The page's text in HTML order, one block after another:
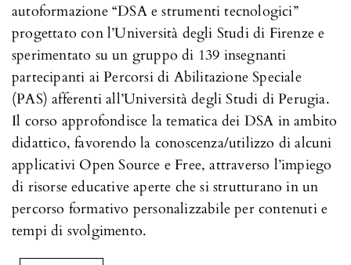
autoformazione “DSA e strumenti tecnologici”
progettato con l’Università degli Studi di Firenze e
sperimentato su un gruppo di 139 insegnanti
partecipanti ai Percorsi di Abilitazione Speciale
(PAS) afferenti all’Università degli Studi di Perugia.
Il corso approfondisce la tematica dei DSA in ambito
didattico, favorendo la conoscenza/utilizzo di alcuni
applicativi Open Source e Free, attraverso l’impiego
di risorse educative aperte che si strutturano in un
percorso formativo personalizzabile per contenuti e
tempi di svolgimento.